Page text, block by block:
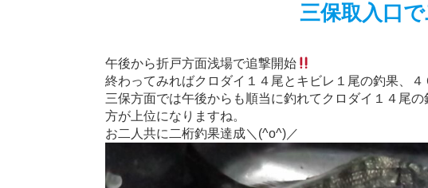
三保取入口
午後から折戸方面浅場で追撃開始
終わってみればクロダイ１４尾とキビレ１尾の釣果、
三保方面では午後からも順当に釣れてクロダイ１４尾
方が上位になりますね。
お二人共に二桁釣果達成＼(^o^)／